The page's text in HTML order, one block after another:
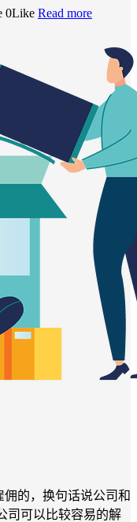
0Like Read more
的，换句话说公司和
司可以比较容易的解